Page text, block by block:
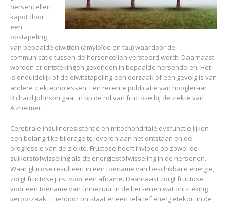
hersencellen
kapot door
een
opstapeling
van bepaalde eiwitten (amyloïde en tau) waardoor de
communicatie tussen de hersencellen verstoord wordt. Daarnaast
worden er ontstekingen gevonden in bepaalde hersendelen. Het
is onduidelijk of de eiwitstapeling een oorzaak of een gevolg is van
andere ziekteprocessen. Een recente publicatie van hoogleraar
Richard Johnson gaat in op de rol van fructose bij de ziekte van
Alzheimer.
Cerebrale insulineresistentie en mitochondriale dysfunctie lijken
een belangrijke bijdrage te leveren aan het ontstaan en de
progressie van de ziekte. Fructose heeft invloed op zowel de
suikerstofwisseling als de energiestofwisseling in de hersenen.
Waar glucose resulteert in een toename van beschikbare energie,
zorgt fructose juist voor een afname. Daarnaast zorgt fructose
voor een toename van urinezuur in de hersenen wat ontsteking
veroorzaakt. Hierdoor ontstaat er een relatief energietekort in de